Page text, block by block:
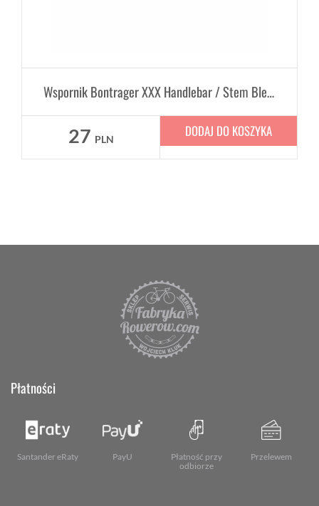
Wspornik Bontrager XXX Handlebar / Stem Blendr Mono Base
27 PLN DODAJ DO KOSZYKA
Płatności
Santander eRaty PayU
Płatność przy
odbiorze
Przelewem